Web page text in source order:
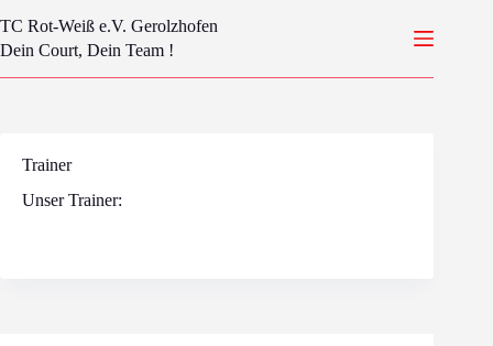
Inhalt
springen
TC Rot-Weiß e.V. Gerolzhofen
Dein Court, Dein Team !
Trainer
Unser Trainer: